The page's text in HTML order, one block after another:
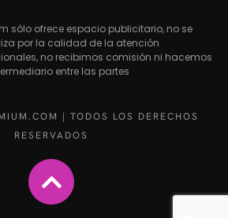
sólo ofrece espacio publicitario, no se
por la calidad de la atención
no recibimos comisión ni hacemos
entre las partes
| TODOS LOS DERECHOS
RESERVADOS